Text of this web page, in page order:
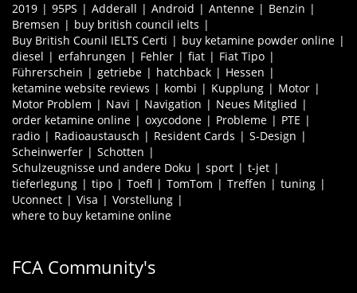
2019 95PS Adderall Android Antenne
Benzin
Bremsen
buy british council ielts
Buy British Counil IELTS Certi
buy ketamine powder online
diesel
erfahrungen Fehler fiat
Fiat Tipo
Führerschein
getriebe hatchback
Hessen
ketamine website reviews
kombi Kupplung
Motor
Motor Problem
Navi Navigation
Neues Mitglied
order ketamine online
oxycodone Probleme
PTE
radio
Radioaustausch Resident Cards
S-Design
Scheinwerfer
Schotten
Schulzeugnisse und andere Doku
sport
t-jet
tieferlegung
tipo Toefl TomTom Treffen
tuning
Uconnect
Visa
Vorstellung
where to buy ketamine online
FCA Community's